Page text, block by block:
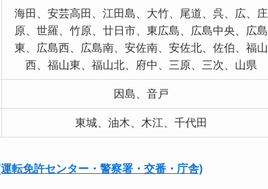
海田、安芸高田、江田島、大竹、尾道、呉、広、庄
原、世羅、竹原、廿日市、東広島、広島中央、広島
東、広島西、広島南、安佐南、安佐北、佐伯、福山
西、福山東、福山北、府中、三原、三次、山県
因島、音戸
東城、油木、木江、千代田
転免許センター・警察署・交番・庁舎)